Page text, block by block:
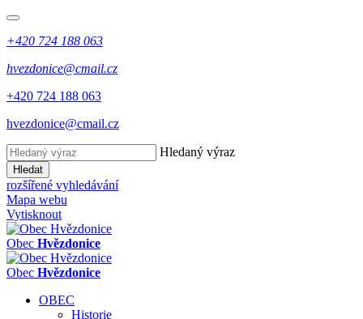
+420 724 188 063
hvezdonice@cmail.cz
+420 724 188 063
hvezdonice@cmail.cz
Hledaný výraz
Hledat
rozšířené vyhledávání
Mapa webu
Vytisknout
Obec Hvězdonice
Obec Hvězdonice
OBEC
Historie